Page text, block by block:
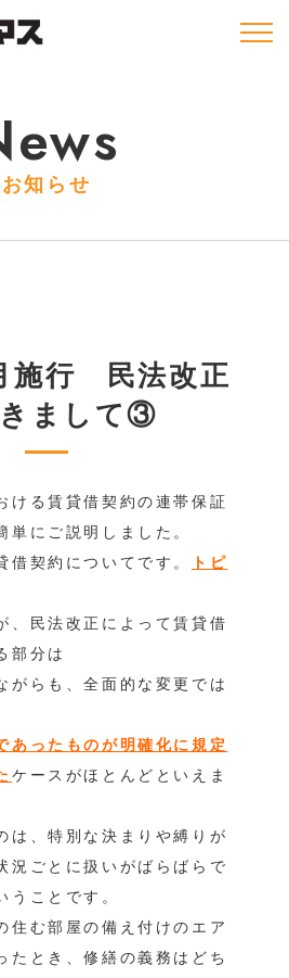
お知らせ
施行 民法改正
まして③
ける賃貸借契約の連帯保証
単にご説明しました。
借契約についてです。
トピ
、民法改正によって賃貸借
部分は
がらも、全面的な変更では
あったものが明確化に規定
ケースがほとんどといえま
は、特別な決まりや縛りが
況ごとに扱いがばらばらで
うことです。
住む部屋の備え付けのエア
たとき、修繕の義務はどち